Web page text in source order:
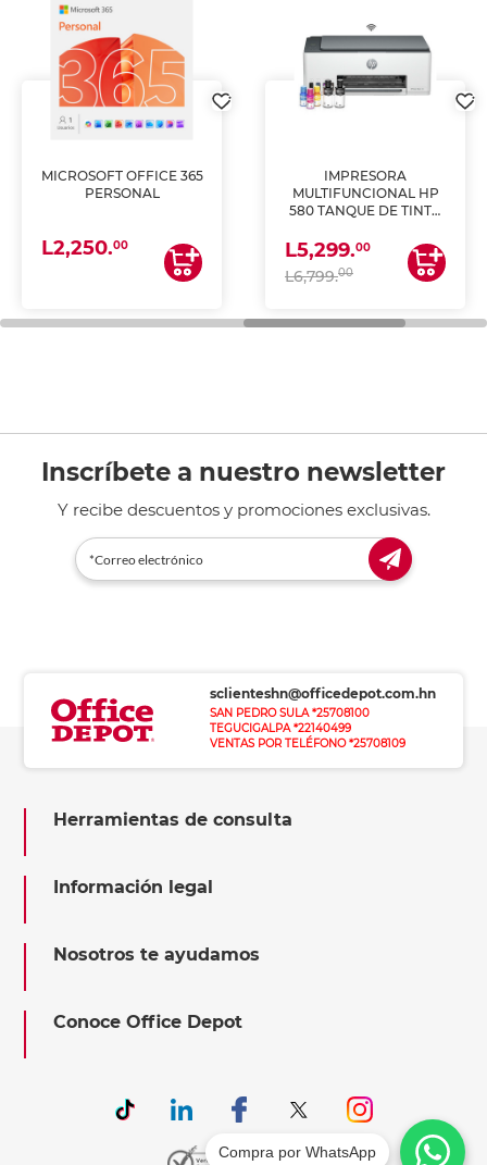
MICROSOFT OFFICE 365
PERSONAL
L2,250.00
IMPRESORA
MULTIFUNCIONAL HP
580 TANQUE DE TINTA
ESCANEA)
L5,299.00
L6,799.00
Inscríbete a nuestro newsletter
Y recibe descuentos y promociones exclusivas.
sclienteshn@officedepot.com.hn
SAN PEDRO SULA *25708100
TEGUCIGALPA *22140499
VENTAS POR TELÉFONO *25708109
Herramientas de consulta
Información legal
Nosotros te ayudamos
Conoce Office Depot
Compra por WhatsApp